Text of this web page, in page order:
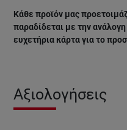
Κάθε προϊόν μας
παραδίδεται με την
ευχετήρια κάρτα για το
Αξιολογήσεις